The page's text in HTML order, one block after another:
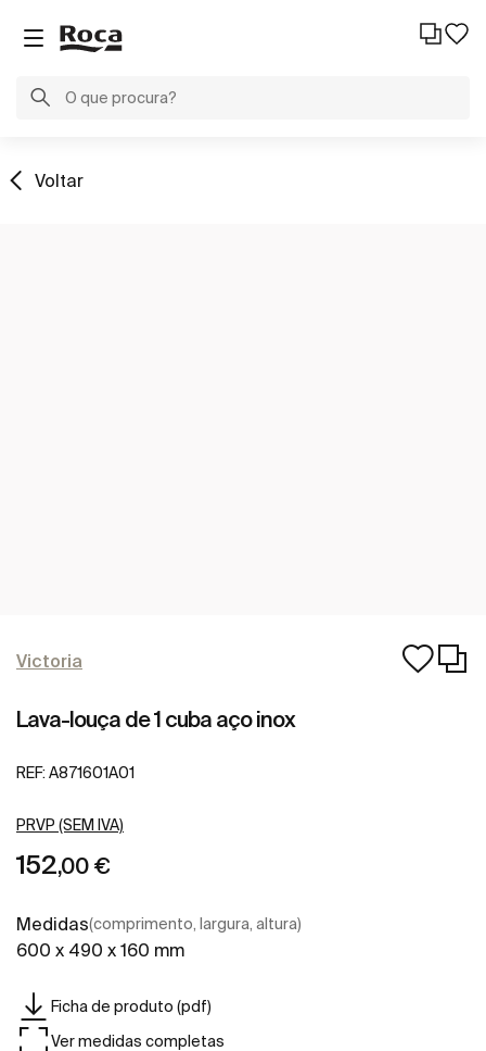
Voltar
Victoria
Lava-louça de 1 cuba aço inox
REF: A871601A01
PRVP (SEM IVA)
152,00 €
Medidas(comprimento, largura, altura)
600 x 490 x 160 mm
Ficha de produto (pdf)
Ver medidas completas